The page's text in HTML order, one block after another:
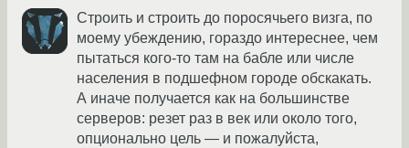
Строить и строить до поросячьего визга, по
моему убеждению, гораздо интереснее, чем
пытаться кого-то там на бабле или числе
населения в подшефном городе обскакать.
А иначе получается как на большинстве
серверов: резет раз в век или около того,
опционально цель — и пожалуйста,